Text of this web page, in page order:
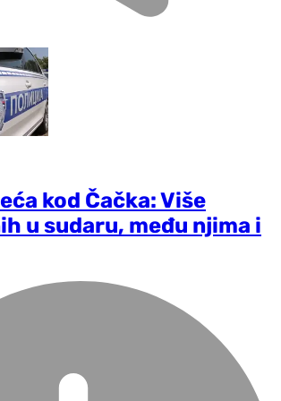
kod Čačka: Više
u sudaru, među njima i